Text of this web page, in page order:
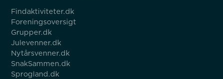
Findaktiviteter.dk
Foreningsoversigt
Grupper.dk
Julevenner.dk
Nytårsvenner.dk
SnakSammen.dk
Sprogland.dk